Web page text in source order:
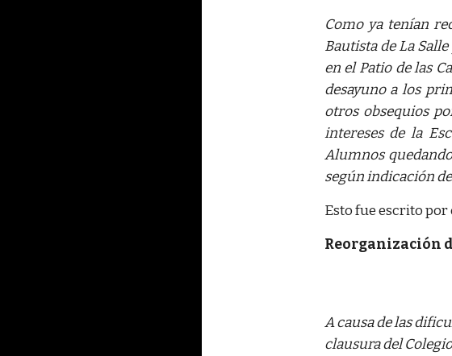
Como ya tenían
Bautista de La
en el Patio de las
desayuno a los
otros obsequios
intereses de la
Alumnos
según indicación
Esto fue escrito
Reorganización
A causa de las
clausura del